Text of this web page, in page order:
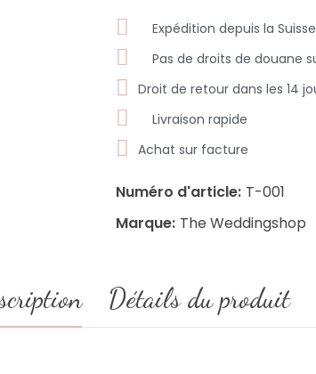
Expédition depuis la Suisse
Pas de droits de douane
Droit de retour dans les 14
Livraison rapide
Achat sur facture
Numéro d'article: T-001
Marque: The Weddingshop
Détails du produit